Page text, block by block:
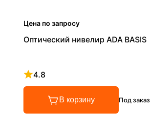
Цена по запросу
Оптический нивелир ADA BASIS
4.8
Рейтинг 4.8 из 5
В корзину Под заказ